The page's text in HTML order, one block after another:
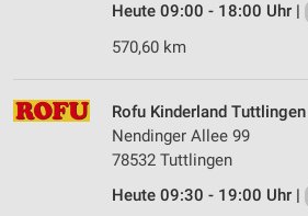
Heute 09:00 - 18:00 Uhr |
570,60 km
Rofu Kinderland Tuttlingen
Nendinger Allee 99
78532 Tuttlingen
Heute 09:30 - 19:00 Uhr |
personalisierter Inhalte
Messung der Werbeleistung
Messung der Performance von Inhalten
Analyse von Zielgruppen durch
Kombinationen von Daten aus